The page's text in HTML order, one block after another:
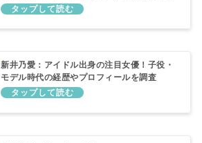
を調査
新井乃愛：アイドル出身の注目女優！子役・
モデル時代の経歴やプロフィールを調査